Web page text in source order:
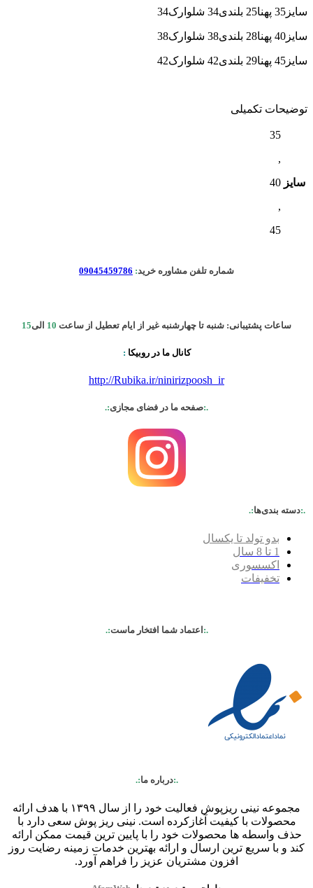
سایز35 پهنا25 بلندی34 شلوارک34
سایز40 پهنا28 بلندی38 شلوارک38
سایز45 پهنا29 بلندی42 شلوارک42
توضیحات تکمیلی
سایز
35
,
40
,
45
شماره تلفن مشاوره خرید:
09045459786
ساعات پشتیبانی: شنبه تا چهارشنبه غیر از ایام تعطیل از ساعت 10 الی15
کانال ما در روبیکا :
http://Rubika.ir/ninirizpoosh_ir
.:صفحه ما در فضای مجازی:.
.:دسته بندی‌ها:.
بدو تولد تا یکسال
1 تا 8 سال
اکسسوری
تخفیفات
.:اعتماد شما افتخار ماست:.
.:درباره ما:.
مجموعه نینی ریزپوش فعالیت خود را از سال ۱۳۹۹ با هدف ارائه
محصولات با کیفیت آغازکرده است. نینی ریز پوش سعی دارد با
حذف واسطه ها محصولات خود را با پایین ترین قیمت ممکن ارائه
کند و با سریع ترین ارسال و ارائه بهترین خدمات زمینه رضایت روز
افزون مشتریان عزیز را فراهم آورد.